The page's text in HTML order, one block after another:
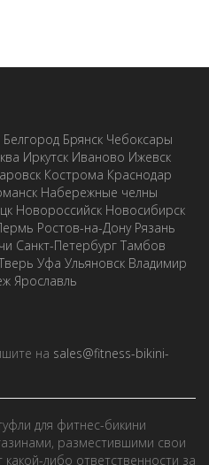
Белгород Брянск Чебоксары
Иркутск Иваново Ижевск
Кострома Краснодар
Набережные челны
Новороссийск Новосибирск
Ростов-на-Дону Рязань
Санкт-Петербург Тамбов
Уфа Ульяновск Владимир
Ярославль
на sales@fitness-bikini-
для фитнес-бикини
разместившими свои
либо ответственности за